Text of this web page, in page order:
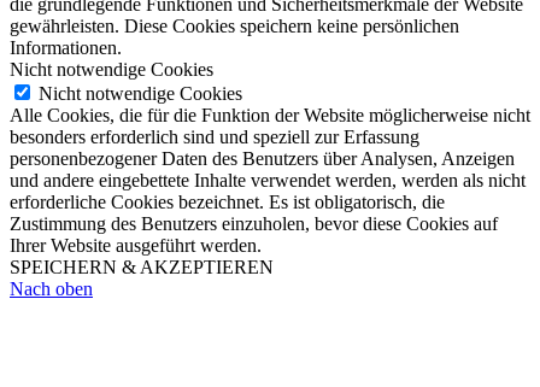
gewährleisten. Diese Cookies speichern keine persönlichen
Informationen.
Nicht notwendige Cookies
Nicht notwendige Cookies
Alle Cookies, die für die Funktion der Website möglicherweise nicht
besonders erforderlich sind und speziell zur Erfassung
personenbezogener Daten des Benutzers über Analysen, Anzeigen
und andere eingebettete Inhalte verwendet werden, werden als nicht
erforderliche Cookies bezeichnet. Es ist obligatorisch, die
Zustimmung des Benutzers einzuholen, bevor diese Cookies auf
Ihrer Website ausgeführt werden.
SPEICHERN & AKZEPTIEREN
Nach oben